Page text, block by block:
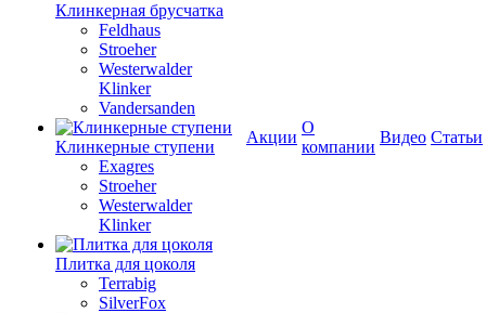
Клинкерная брусчатка
Feldhaus
Stroeher
Westerwalder
Klinker
Vandersanden
Клинкерные ступени
Exagres
Stroeher
Westerwalder
Klinker
Плитка для цоколя
Terrabig
SilverFox
Акции
О
компании
Видео Статьи